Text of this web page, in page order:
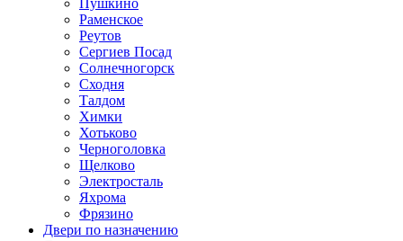
Пушкино
Раменское
Реутов
Сергиев Посад
Солнечногорск
Сходня
Талдом
Химки
Хотьково
Черноголовка
Щелково
Электросталь
Яхрома
Фрязино
Двери по назначению